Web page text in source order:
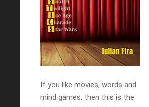
If you like movies, words and
mind games, then this is the